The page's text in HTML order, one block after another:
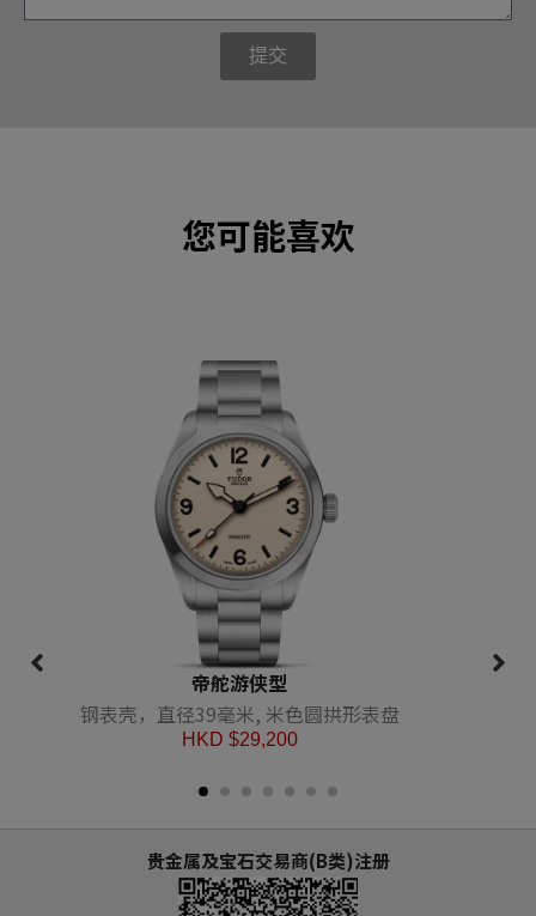
提交
您可能喜欢
帝舵游侠型
钢表壳，直径39毫米, 米色圆拱形表盘
HKD $29,200
贵金属及宝石交易商(B类)注册